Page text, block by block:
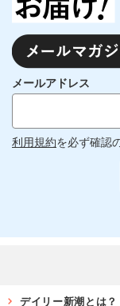
メールアドレス
利用規約を必ず確認
デイリー新潮とは？